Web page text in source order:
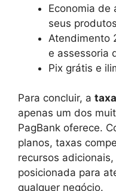
Economia de
seus produtos
Atendimento
e assessoria
Pix grátis e
Para concluir, a
apenas um dos
PagBank oferece.
planos, taxas
recursos
posicionada para
qualquer negócio.